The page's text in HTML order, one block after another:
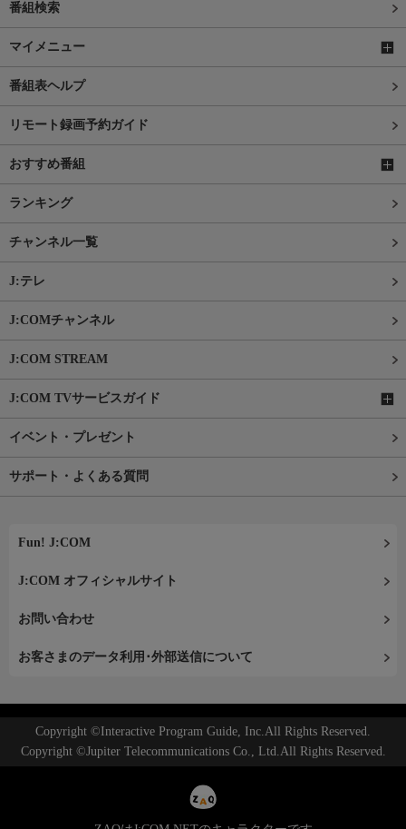
番組検索
マイメニュー
番組表ヘルプ
リモート録画予約ガイド
おすすめ番組
ランキング
チャンネル一覧
J:テレ
J:COMチャンネル
J:COM STREAM
J:COM TVサービスガイド
イベント・プレゼント
サポート・よくある質問
Fun! J:COM
J:COM オフィシャルサイト
お問い合わせ
お客さまのデータ利用･外部送信について
Copyright ©Interactive Program Guide, Inc.All Rights Reserved.
Copyright ©Jupiter Telecommunications Co., Ltd.All Rights Reserved.